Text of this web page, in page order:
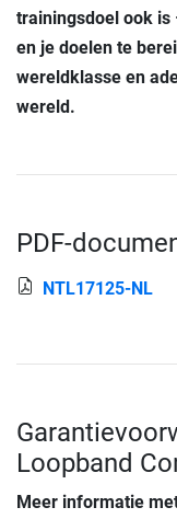
trainingsdoel ook
en je doelen te
wereldklasse en
wereld.
PDF-
NTL17125-NL
Loopband
Meer informatie